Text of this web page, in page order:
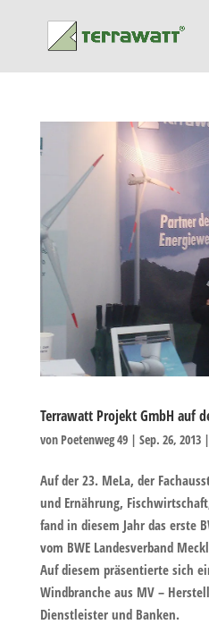
Terrawatt Projekt GmbH auf
von Poetenweg 49| Sep. 26, 2013|
Auf der 23. MeLa, der
und Ernährung,
fand in diesem Jahr das erste
vom BWE Landesverband
Auf diesem präsentierte sich
Windbranche aus MV –
Dienstleister und Banken.